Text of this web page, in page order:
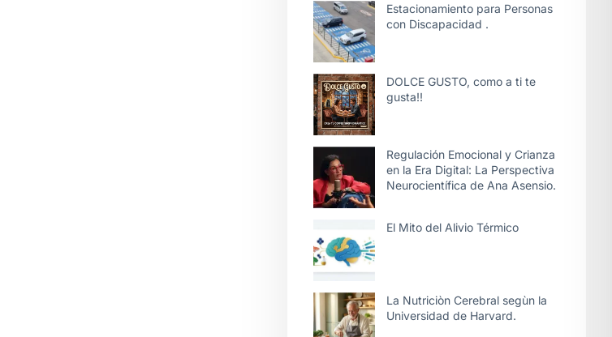
Estacionamiento para Personas
con Discapacidad .
DOLCE GUSTO, como a ti te
gusta!!
Regulación Emocional y Crianza
en la Era Digital: La Perspectiva
Neurocientífica de Ana Asensio.
El Mito del Alivio Térmico
La Nutriciòn Cerebral segùn la
Universidad de Harvard.